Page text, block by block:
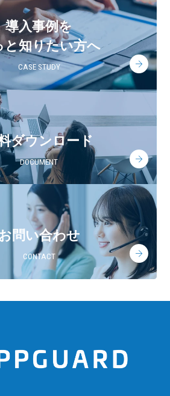
導入事例を
と知りたい方へ
CASE STUDY
ダウンロード
DOCUMENT
問い合わせ
CONTACT